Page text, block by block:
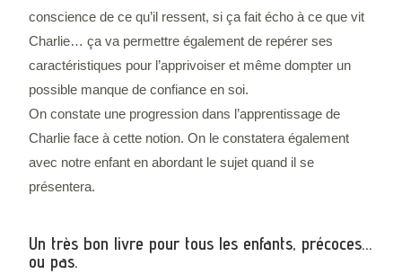
conscience de ce qu’il ressent, si ça fait écho à ce que vit
Charlie… ça va permettre également de repérer ses
caractéristiques pour l’apprivoiser et même dompter un
possible manque de confiance en soi.
On constate une progression dans l’apprentissage de
Charlie face à cette notion. On le constatera également
avec notre enfant en abordant le sujet quand il se
présentera.
Un très bon livre pour tous les enfants, précoces...
ou pas.